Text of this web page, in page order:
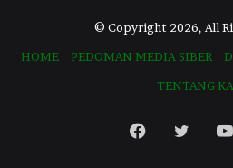
© Copyright 2026, All
HOME
PEDOMAN MEDIA SIBER
TENTANG
Facebook